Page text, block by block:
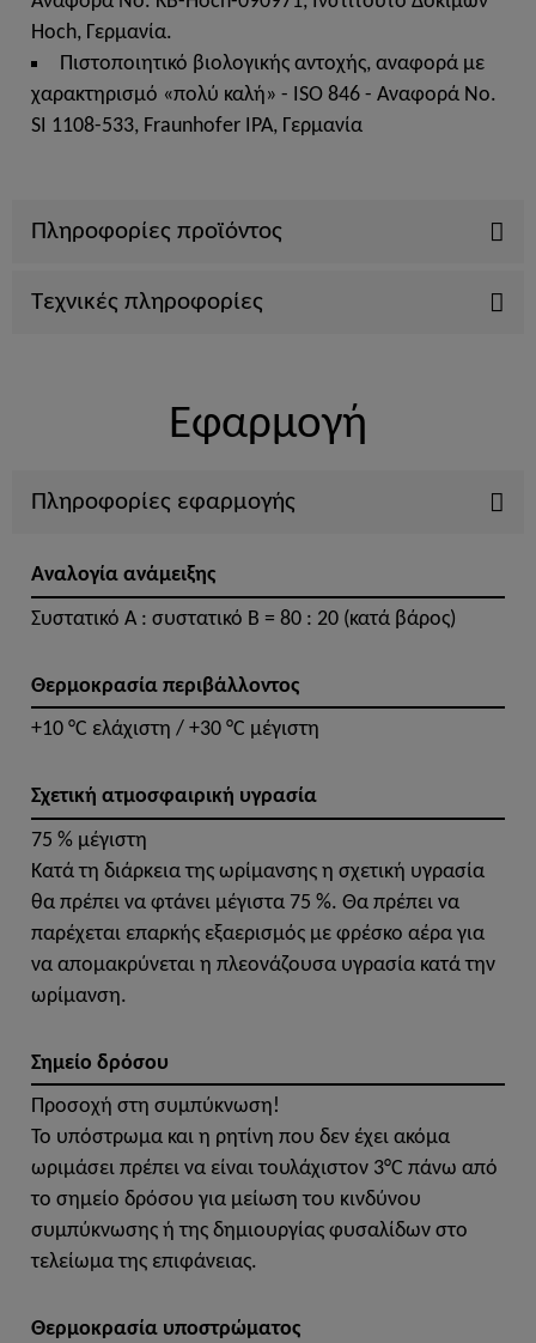
Hoch, Γερμανία.
Πιστοποιητικό βιολογικής αντοχής, αναφορά με
χαρακτηρισμό «πολύ καλή» - ISO 846 - Αναφορά No.
SI 1108-533, Fraunhofer IPA, Γερμανία
Πληροφορίες προϊόντος
Τεχνικές πληροφορίες
Εφαρμογή
Πληροφορίες εφαρμογής
Αναλογία ανάμειξης
Συστατικό A : συστατικό B = 80 : 20 (κατά βάρος)
Θερμοκρασία περιβάλλοντος
+10 °C ελάχιστη / +30 °C μέγιστη
Σχετική ατμοσφαιρική υγρασία
75 % μέγιστη
Κατά τη διάρκεια της ωρίμανσης η σχετική υγρασία
θα πρέπει να φτάνει μέγιστα 75 %. Θα πρέπει να
παρέχεται επαρκής εξαερισμός με φρέσκο αέρα για
να απομακρύνεται η πλεονάζουσα υγρασία κατά την
ωρίμανση.
Σημείο δρόσου
Προσοχή στη συμπύκνωση!
Το υπόστρωμα και η ρητίνη που δεν έχει ακόμα
ωριμάσει πρέπει να είναι τουλάχιστον 3°C πάνω από
το σημείο δρόσου για μείωση του κινδύνου
συμπύκνωσης ή της δημιουργίας φυσαλίδων στο
τελείωμα της επιφάνειας.
Θερμοκρασία υποστρώματος